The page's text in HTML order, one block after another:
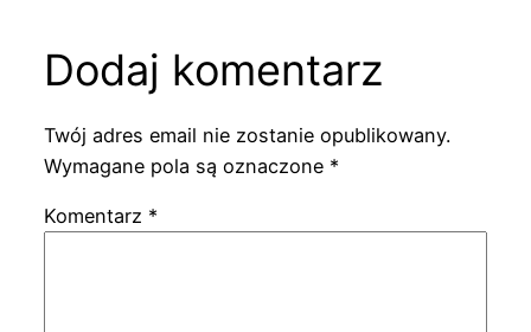
Dodaj komentarz
Twój adres email nie zostanie opublikowany.
Wymagane pola są oznaczone *
Komentarz *